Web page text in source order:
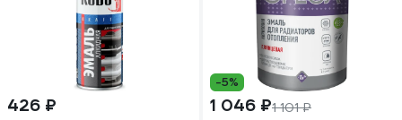
426 ₽
-5%
1 046 ₽1 101 ₽